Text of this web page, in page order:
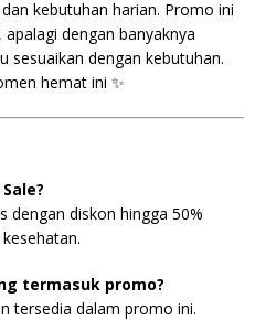
kebutuhan harian. Promo ini
dengan banyaknya
sesuaikan dengan kebutuhan.
hemat ini ✨
dengan diskon hingga 50%
termasuk promo?
tersedia dalam promo ini.